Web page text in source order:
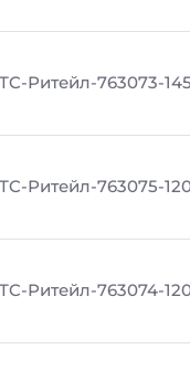
Ритейл-763073-
Ритейл-763075-
Ритейл-763074-